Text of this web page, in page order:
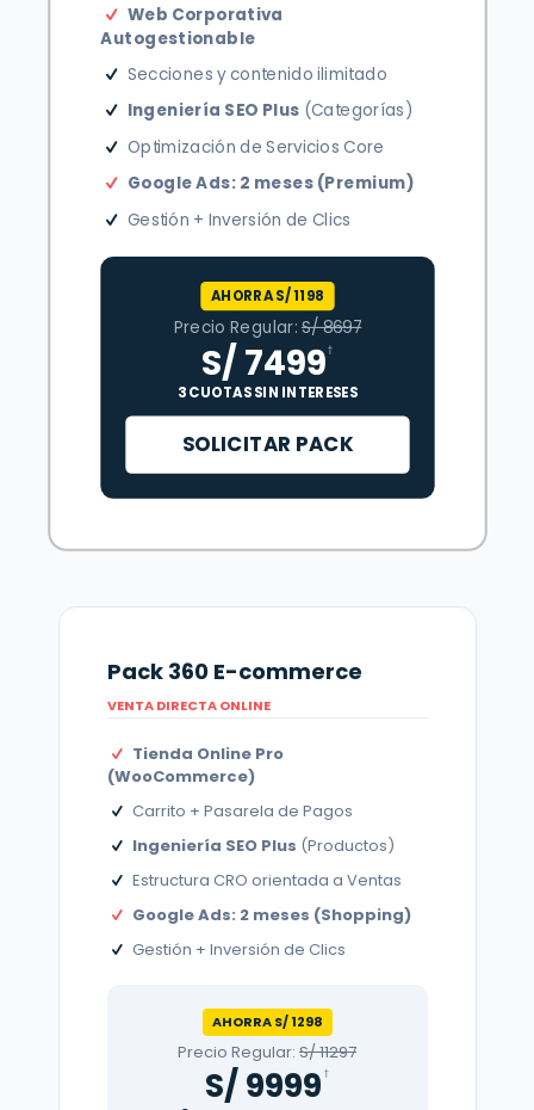
Web Corporativa
Autogestionable
Secciones y contenido ilimitado
Ingeniería SEO Plus(Categorías)
Optimización de Servicios Core
Google Ads: 2 meses (Premium)
Gestión + Inversión de Clics
AHORRA S/ 1198
Precio Regular: S/ 8697
S/ 7499 †
3 CUOTAS SIN INTERESES
SOLICITAR PACK
Pack 360 E-commerce
VENTA DIRECTA ONLINE
Tienda Online Pro
(WooCommerce)
Carrito + Pasarela de Pagos
Ingeniería SEO Plus (Productos)
Estructura CRO orientada a Ventas
Google Ads: 2 meses (Shopping)
Gestión + Inversión de Clics
AHORRA S/ 1298
Precio Regular: S/ 11297
S/ 9999 †